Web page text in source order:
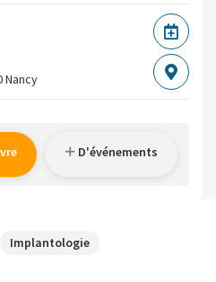
Nancy
D'événements
Implantologie